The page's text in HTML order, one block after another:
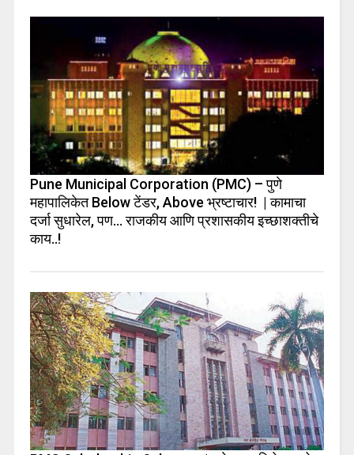
Pune Municipal Corporation (PMC) – पुणे
महापालिकेत Below टेंडर, Above भ्रष्टाचार! | कामाचा
दर्जा सुधारेल, पण… राजकीय आणि प्रशासकीय इच्छाशक्तीचे
काय..!